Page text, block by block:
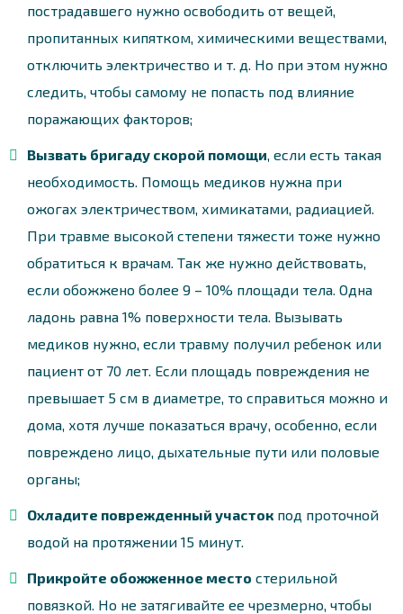
пострадавшего нужно освободить от вещей,
пропитанных кипятком, химическими веществами,
отключить электричество и т. д. Но при этом нужно
следить, чтобы самому не попасть под влияние
поражающих факторов;
Вызвать бригаду скорой помощи , если есть такая
необходимость. Помощь медиков нужна при
ожогах электричеством, химикатами, радиацией.
При травме высокой степени тяжести тоже нужно
обратиться к врачам. Так же нужно действовать,
если обожжено более 9 – 10% площади тела. Одна
ладонь равна 1% поверхности тела. Вызывать
медиков нужно, если травму получил ребенок или
пациент от 70 лет. Если площадь повреждения не
превышает 5 см в диаметре, то справиться можно и
дома, хотя лучше показаться врачу, особенно, если
повреждено лицо, дыхательные пути или половые
органы;
Охладите поврежденный участок под проточной
водой на протяжении 15 минут.
Прикройте обожженное место стерильной
повязкой. Но не затягивайте ее чрезмерно, чтобы